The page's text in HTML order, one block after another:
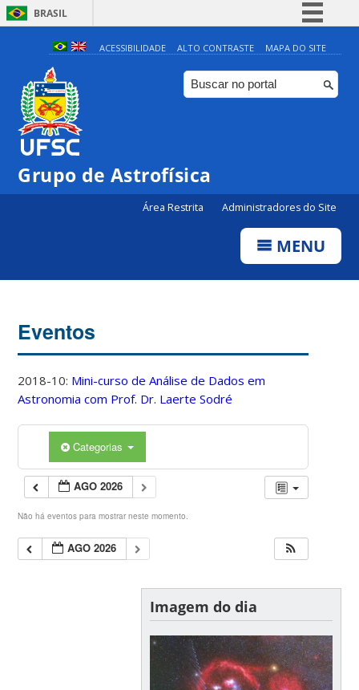
BRASIL
Simplifique!
Comunica BR
Participe
ACESSIBILIDADE ALTO CONTRASTE MAPA DO SITE
Grupo de Astrofísica
Área Restrita Administradores do Site
MENU
Eventos
2018-10: Mini-curso de Análise de Dados em
Astronomia com Prof. Dr. Laerte Sodré
Categorias
AGO 2026
Não há eventos para mostrar neste momento.
AGO 2026
Imagem do dia